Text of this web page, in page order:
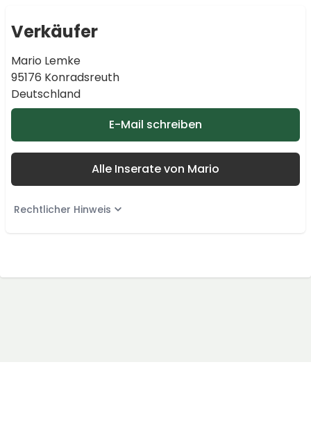
Verkäufer
Mario Lemke
95176 Konradsreuth
Deutschland
E-Mail schreiben
Alle Inserate von Mario
Rechtlicher Hinweis